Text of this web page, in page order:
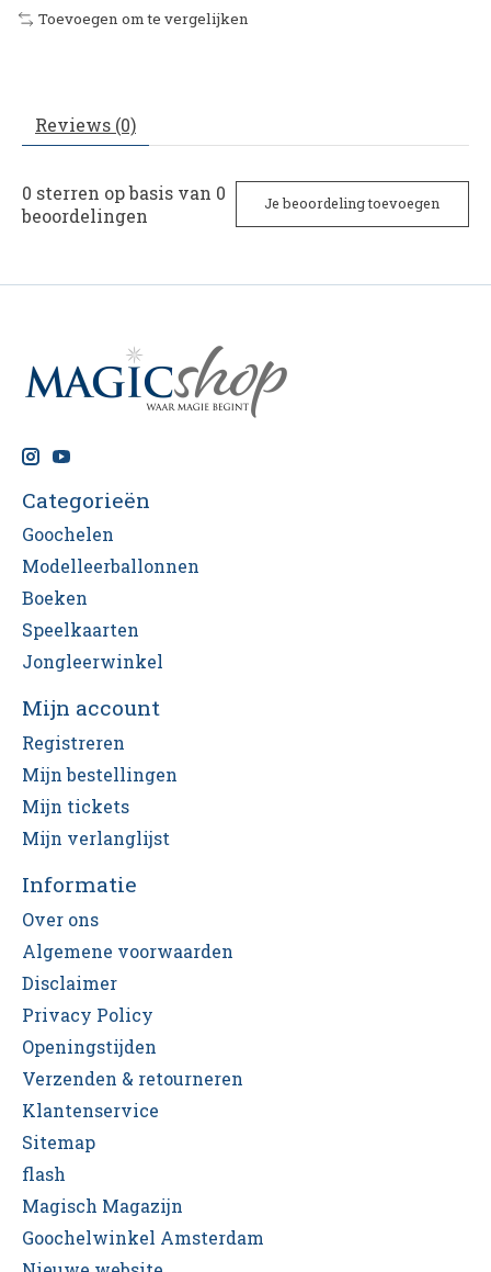
Toevoegen om te vergelijken
Reviews (0)
0 sterren op basis van 0
beoordelingen
Je beoordeling toevoegen
Categorieën
Goochelen
Modelleerballonnen
Boeken
Speelkaarten
Jongleerwinkel
Mijn account
Registreren
Mijn bestellingen
Mijn tickets
Mijn verlanglijst
Informatie
Over ons
Algemene voorwaarden
Disclaimer
Privacy Policy
Openingstijden
Verzenden & retourneren
Klantenservice
Sitemap
flash
Magisch Magazijn
Goochelwinkel Amsterdam